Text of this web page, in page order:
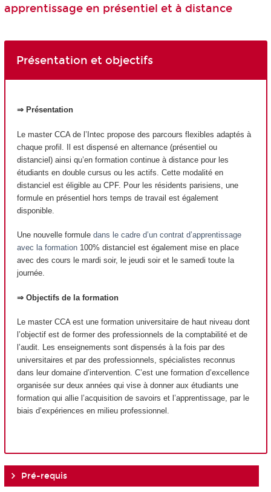
apprentissage en présentiel et à distance
Présentation et objectifs
⇒ Présentation
Le master CCA de l’Intec propose des parcours flexibles adaptés à
chaque profil. Il est dispensé en alternance (présentiel ou
distanciel) ainsi qu’en formation continue à distance pour les
étudiants en double cursus ou les actifs. Cette modalité en
distanciel est éligible au CPF. Pour les résidents parisiens, une
formule en présentiel hors temps de travail est également
disponible.
Une nouvelle formule dans le cadre d’un contrat d’apprentissage
avec la formation 100% distanciel est également mise en place
avec des cours le mardi soir, le jeudi soir et le samedi toute la
journée.
⇒ Objectifs de la formation
Le master CCA est une formation universitaire de haut niveau dont
l’objectif est de former des professionnels de la comptabilité et de
l’audit. Les enseignements sont dispensés à la fois par des
universitaires et par des professionnels, spécialistes reconnus
dans leur domaine d’intervention. C’est une formation d’excellence
organisée sur deux années qui vise à donner aux étudiants une
formation qui allie l’acquisition de savoirs et l’apprentissage, par le
biais d’expériences en milieu professionnel.
Pré-requis